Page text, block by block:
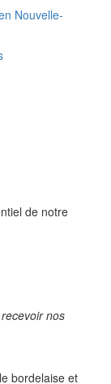
Nouvelle-
de notre
nos
bordelaise et